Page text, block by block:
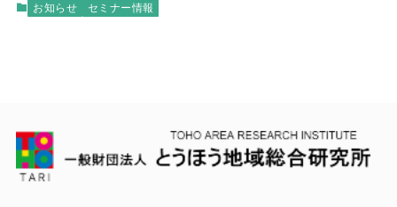
お知らせ セミナー情報